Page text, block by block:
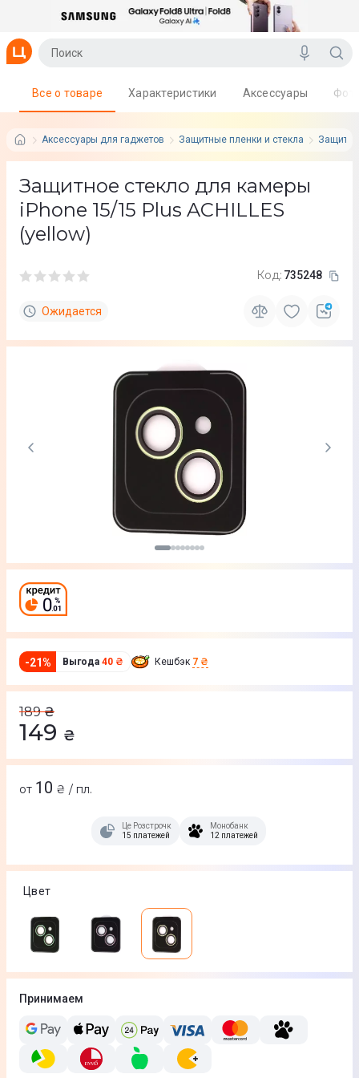
Аксессуары для гаджетов Защитные пленки и стекла
Все о товаре Характеристики Аксессуары
Защитное стекло для камеры
iPhone 15/15 Plus ACHILLES
(yellow)
Код: 735248
Ожидается
-21% Выгода 40 ₴ Кешбэк 7 ₴
189 ₴
149 ₴
от 10 ₴ / пл.
Це Розстрочка
15 платежей
Монобанк
12 платежей
Цвет
Принимаем